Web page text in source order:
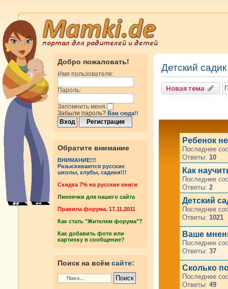
Добро пожаловать!
Имя пользователя:
Пароль:
Запомнить меня
Забыли пароль? Вам сюда!!
Обратите внимание
ВНИМАНИЕ!!!
Разыскиваются русские
школы, клубы, садики!!!
Cкидка 7% на русские книги
Линеечки для нашего сайта
Правила форума. 17.11.2011
Как стать "Жителем форума"?
Как добавить фото или
картинку в сообщение?
Поиск на всём сайте:
Детский
Новая тема
Ребенок
Последнее
Ответы: 10
Как
Последнее
Ответы: 2
Детский
Последнее
Ответы: 1021
Ваше
Последнее
Ответы: 37
Сколько
Последнее
Ответы: 49